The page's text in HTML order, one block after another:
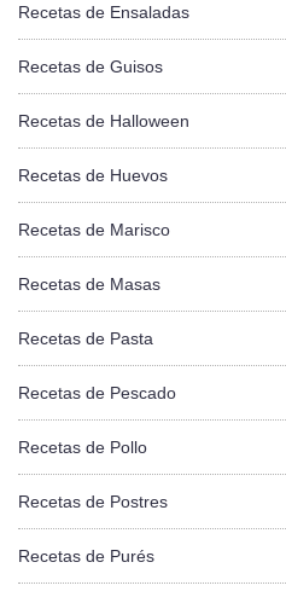
Recetas de Ensaladas
Recetas de Guisos
Recetas de Halloween
Recetas de Huevos
Recetas de Marisco
Recetas de Masas
Recetas de Pasta
Recetas de Pescado
Recetas de Pollo
Recetas de Postres
Recetas de Purés